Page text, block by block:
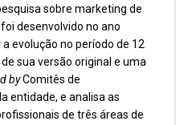
sobre marketing de
desenvolvido no ano
evolução no período de 12
sua versão original e uma
byComitês de
entidade, e analisa as
de três áreas de